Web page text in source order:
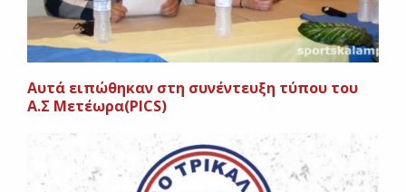
Αυτά ειπώθηκαν στη συνέντευξη τύπου του
Α.Σ Μετέωρα(PICS)